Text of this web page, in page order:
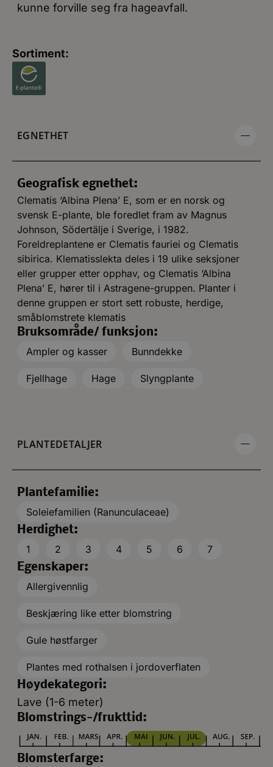
kunne forville seg fra hageavfall.
Sortiment:
EGNETHET
Geografisk egnethet:
Clematis ‘Albina Plena’ E, som er en norsk og
svensk E-plante, ble foredlet fram av Magnus
Johnson, Södertälje i Sverige, i 1982.
Foreldreplantene er Clematis fauriei og Clematis
sibirica. Klematisslekta deles i 19 ulike seksjoner
eller grupper etter opphav, og Clematis ‘Albina
Plena’ E, hører til i Astragene-gruppen. Planter i
denne gruppen er stort sett robuste, herdige,
småblomstrete klematis
Bruksområde/ funksjon:
Ampler og kasser
Bunndekke
Fjellhage Hage Slyngplante
PLANTEDETALJER
Plantefamilie:
Soleiefamilien (Ranunculaceae)
Herdighet:
1
2 3 4 5 6
7
Egenskaper:
Allergivennlig
Beskjæring like etter blomstring
Gule høstfarger
Plantes med rothalsen i jordoverflaten
Høydekategori:
Lave (1-6 meter)
Blomstrings-/frukttid:
Blomsterfarge: